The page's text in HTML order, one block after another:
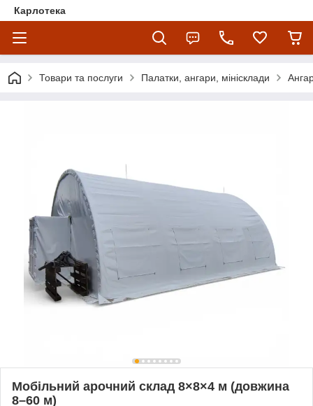
Карлотека
Товари та послуги Палатки, ангари, мінісклади
Мобільний арочний склад 8×8×4 м (довжина
8–60 м)